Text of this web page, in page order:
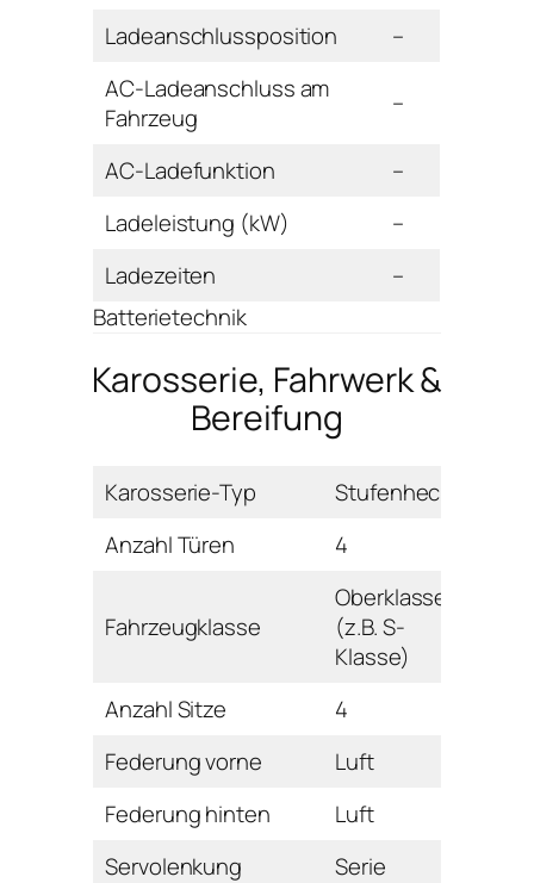
Ladeanschlussposition
–
AC-Ladeanschluss am
Fahrzeug
–
AC-Ladefunktion
–
Ladeleistung (kW)
–
Ladezeiten
–
Batterietechnik
Karosserie, Fahrwerk &
Bereifung
Karosserie-Typ
Stufenheck
Anzahl Türen
4
Fahrzeugklasse
Oberklasse
(z.B. S-
Klasse)
Anzahl Sitze
4
Federung vorne
Luft
Federung hinten
Luft
Servolenkung
Serie